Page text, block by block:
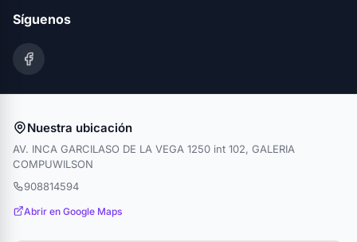
Síguenos
Nuestra ubicación
AV. INCA GARCILASO DE LA VEGA 1250 int 102, GALERIA
COMPUWILSON
908814594
Abrir en Google Maps